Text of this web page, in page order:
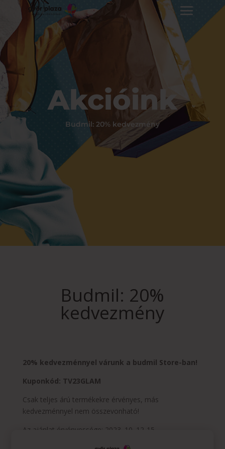
Akcióink
Budmil: 20% kedvezmény
Budmil: 20%
kedvezmény
20% kedvezménnyel várunk a budmil Store-ban!
Kuponkód: TV23GLAM
Csak teljes árú termékekre érvényes, más
kedvezménnyel nem összevonható!
Az ajánlat érvényessége: 2023. 10. 12-15.